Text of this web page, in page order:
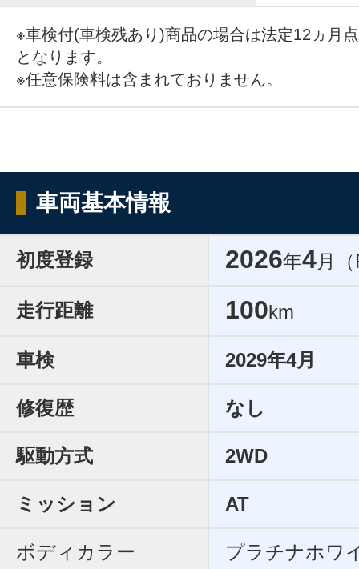
※車検付(車検残あり)商品の場合は法定12ヵ月
となります。
※任意保険料は含まれておりません。
車両基本情報
初度登録 2026年4月
走行距離 100km
車検 2029年4月
修復歴 なし
駆動方式 2WD
ミッション AT
ボディカラー プラチナホワ